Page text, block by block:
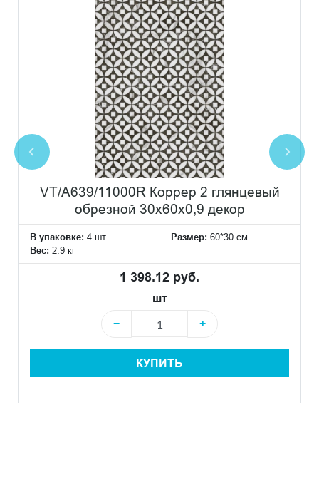
VT/A639/11000R Коррер 2 глянцевый
обрезной 30x60x0,9 декор
В упаковке: 4 шт Размер: 60*30 см
Вес: 2.9 кг
1 398.12 руб.
шт
−
+
КУПИТЬ